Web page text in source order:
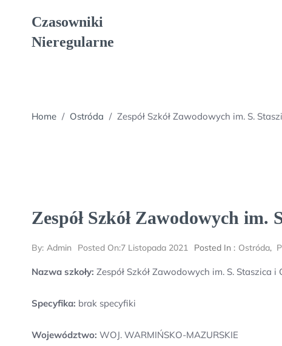
Czasowniki
Nieregularne
Home / Ostróda / Zespół Szkół Zawodowych im. S.
Zespół Szkół Zawodowych im.
By: Admin Posted On:7 Listopada 2021 Posted In : Ostróda,
Nazwa szkoły: Zespół Szkół Zawodowych im. S. Staszica
Specyfika: brak specyfiki
Województwo: WOJ. WARMIŃSKO-MAZURSKIE